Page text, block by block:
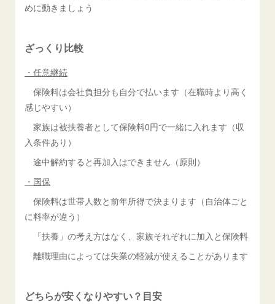
めに動きましょう
ざっくり比較
・任意継続
保険料は会社負担分も自分で払います（在職時より高く
感じやすい）
家族は被扶養者として保険料0円で一緒に入れます（収
入条件あり）
途中解約すると再加入はできません（原則）
・国保
保険料は世帯人数と前年所得で決まります（自治体ごと
に料率が違う）
「扶養」の考え方はなく、家族それぞれに加入と保険料
離職理由によっては失業の軽減が使えることがあります
どちらが安くなりやすい？目安